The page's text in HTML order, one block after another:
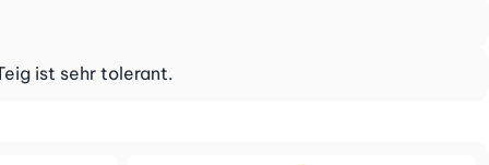
ist sehr tolerant.